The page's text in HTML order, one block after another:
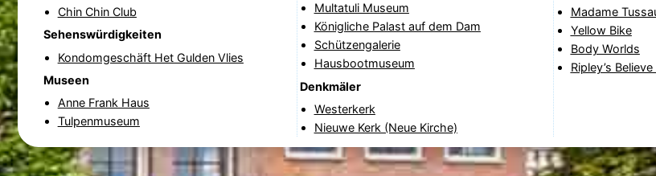
Chin Chin Club
Sehenswürdigkeiten
Kondomgeschäft Het Gulden Vlies
Museen
Anne Frank Haus
Tulpenmuseum
Multatuli Museum
Königliche Palast auf dem Dam
Schützengalerie
Hausbootmuseum
Denkmäler
Westerkerk
Nieuwe Kerk (Neue Kirche)
Madame
Yellow Bike
Body Worlds
Ripley’s